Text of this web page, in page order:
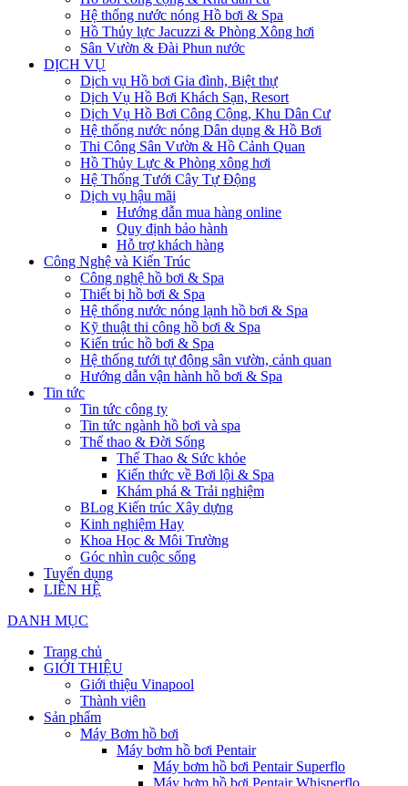
Hệ thống nước nóng Hồ bơi & Spa
Hồ Thủy lực Jacuzzi & Phòng Xông hơi
Sân Vườn & Đài Phun nước
DỊCH VỤ
Dịch vụ Hồ bơi Gia đình, Biệt thự
Dịch Vụ Hồ Bơi Khách Sạn, Resort
Dịch Vụ Hồ Bơi Công Cộng, Khu Dân Cư
Hệ thống nước nóng Dân dụng & Hồ Bơi
Thi Công Sân Vườn & Hồ Cảnh Quan
Hồ Thủy Lực & Phòng xông hơi
Hệ Thống Tưới Cây Tự Động
Dịch vụ hậu mãi
Hướng dẫn mua hàng online
Quy định bảo hành
Hỗ trợ khách hàng
Công Nghệ và Kiến Trúc
Công nghệ hồ bơi & Spa
Thiết bị hồ bơi & Spa
Hệ thống nước nóng lạnh hồ bơi & Spa
Kỹ thuật thi công hồ bơi & Spa
Kiến trúc hồ bơi & Spa
Hệ thống tưới tự động sân vườn, cảnh quan
Hướng dẫn vận hành hồ bơi & Spa
Tin tức
Tin tức công ty
Tin tức ngành hồ bơi và spa
Thể thao & Đời Sống
Thể Thao & Sức khỏe
Kiến thức về Bơi lội & Spa
Khám phá & Trải nghiệm
BLog Kiến trúc Xây dựng
Kinh nghiệm Hay
Khoa Học & Môi Trường
Góc nhìn cuộc sống
Tuyển dụng
LIÊN HỆ
DANH MỤC
Trang chủ
GIỚI THIỆU
Giới thiệu Vinapool
Thành viên
Sản phẩm
Máy Bơm hồ bơi
Máy bơm hồ bơi Pentair
Máy bơm hồ bơi Pentair Superflo
Máy bơm hồ bơi Pentair Whisperflo